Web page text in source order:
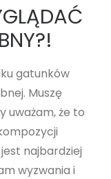
gatunków
Muszę
uważam, że to
jest najbardziej
wyzwania i